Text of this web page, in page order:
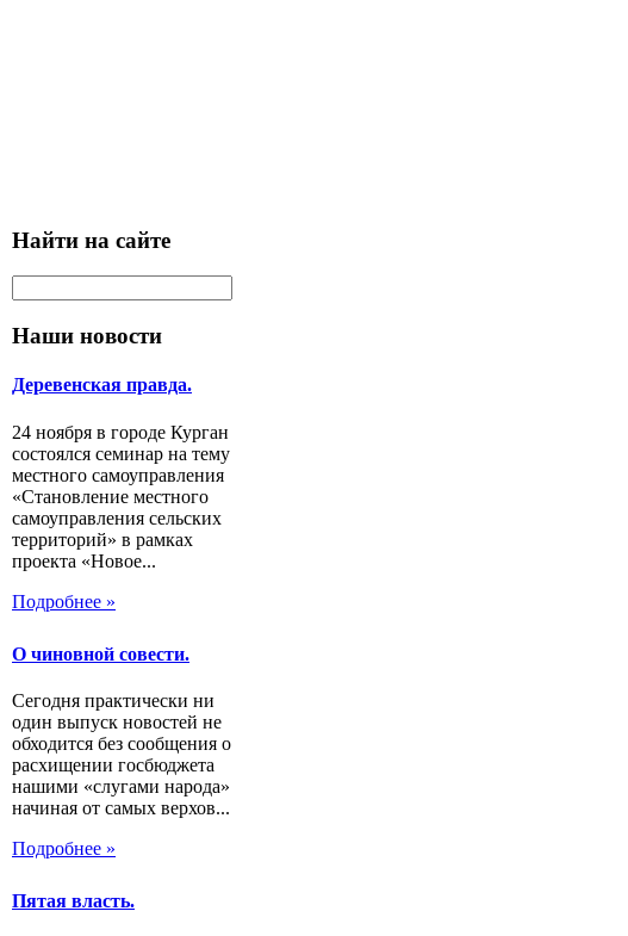
Найти на сайте
Наши новости
Деревенская правда.
24 ноября в городе Курган
состоялся семинар на тему
местного самоуправления
«Становление местного
самоуправления сельских
территорий» в рамках
проекта «Новое...
Подробнее »
О чиновной совести.
Сегодня практически ни
один выпуск новостей не
обходится без сообщения о
расхищении госбюджета
нашими «слугами народа»
начиная от самых верхов...
Подробнее »
Пятая власть.